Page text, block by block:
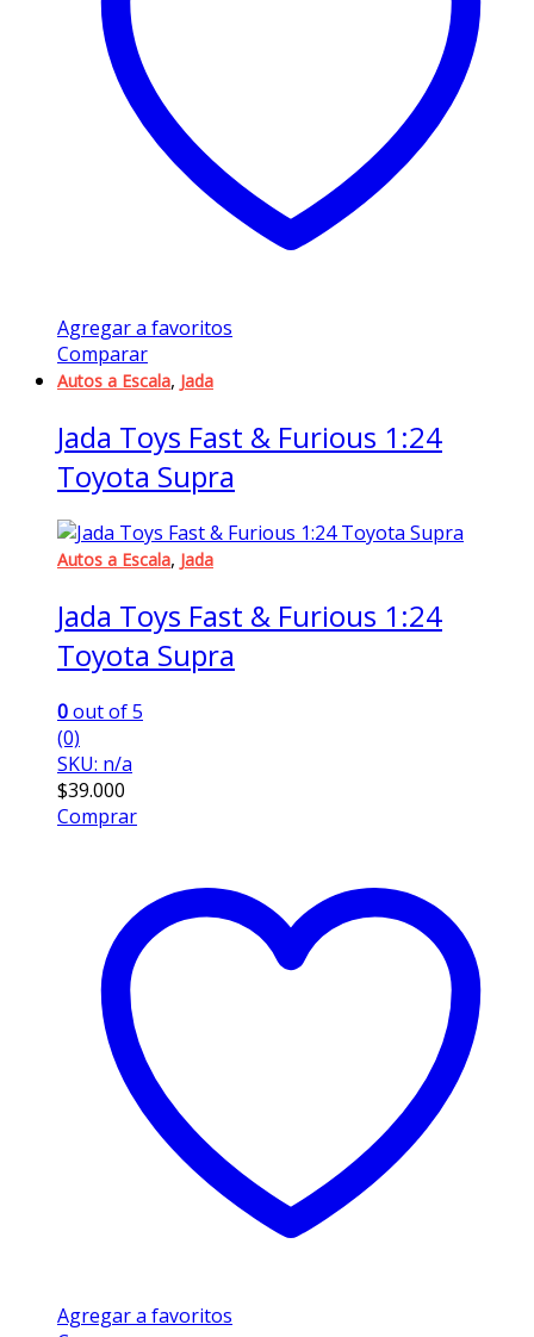
Agregar a favoritos
Comparar
Autos a Escala, Jada
Jada Toys Fast & Furious 1:24
Toyota Supra
Autos a Escala, Jada
Jada Toys Fast & Furious 1:24
Toyota Supra
0out of 5
(0)
SKU: n/a
$39.000
Comprar
Agregar a favoritos